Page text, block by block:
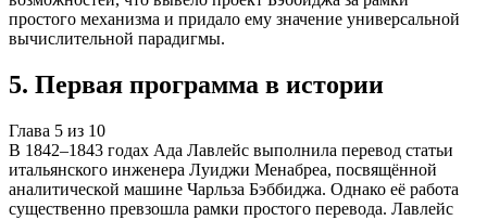
простого механизма и придало ему значение универсальной
вычислительной парадигмы.
5. Первая программа в истории
Глава 5 из 10
В 1842–1843 годах Ада Лавлейс выполнила перевод статьи
итальянского инженера Луиджи Менабреа, посвящённой
аналитической машине Чарльза Бэббиджа. Однако её работа
существенно превзошла рамки простого перевода. Лавлейс